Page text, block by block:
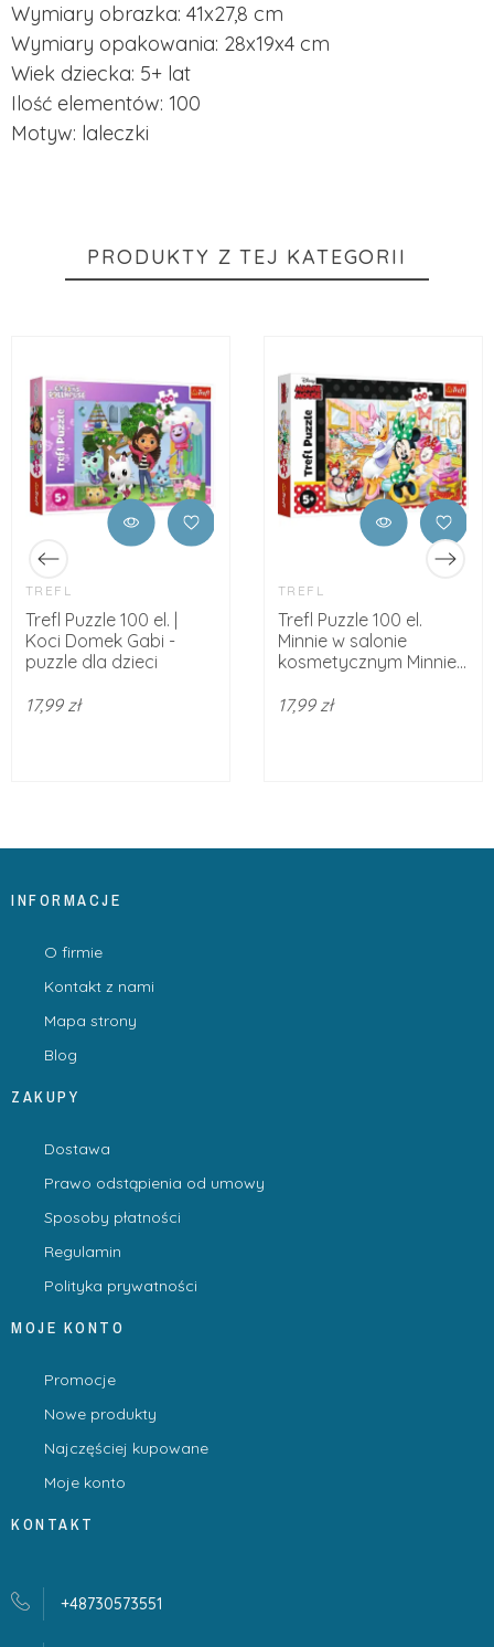
Wymiary obrazka: 41x27,8 cm
Wymiary opakowania: 28x19x4 cm
Wiek dziecka: 5+ lat
Ilość elementów: 100
Motyw: laleczki
PRODUKTY Z TEJ KATEGORII
TREFL
Trefl Puzzle 100 el. |
Koci Domek Gabi -
puzzle dla dzieci
17,99 zł
TREFL
Trefl Puzzle 100 el.
Minnie w salonie
kosmetycznym Minnie...
17,99 zł
INFORMACJE
O firmie
Kontakt z nami
Mapa strony
Blog
ZAKUPY
Dostawa
Prawo odstąpienia od umowy
Sposoby płatności
Regulamin
Polityka prywatności
MOJE KONTO
Promocje
Nowe produkty
Najczęściej kupowane
Moje konto
KONTAKT
+48730573551